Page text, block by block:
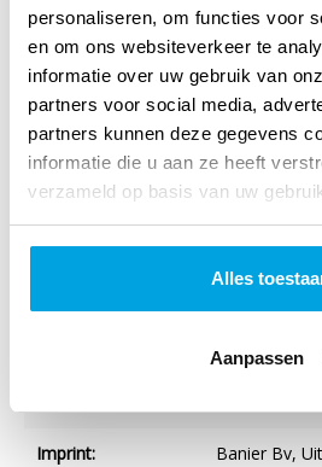
personaliseren, om functies voor
en om ons websiteverkeer te
informatie over uw gebruik van
partners voor social media,
partners kunnen deze gegevens
informatie die u aan ze heeft
verzameld op basis van uw
Alles
Aanpassen
erfenis in handen te krijgen...
Specificaties
Titel: Mannen van
Auteur: Gilbert Morris
Paperback
Imprint: Banier Bv,